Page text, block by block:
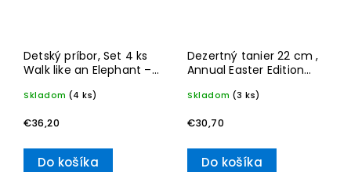
Detský príbor, Set 4 ks
Walk like an Elephant –
Skladom (4 ks)
€36,20
Do košíka
Dezertný tanier 22 cm ,
Annual Easter Edition
Skladom (3 ks)
€30,70
Do košíka